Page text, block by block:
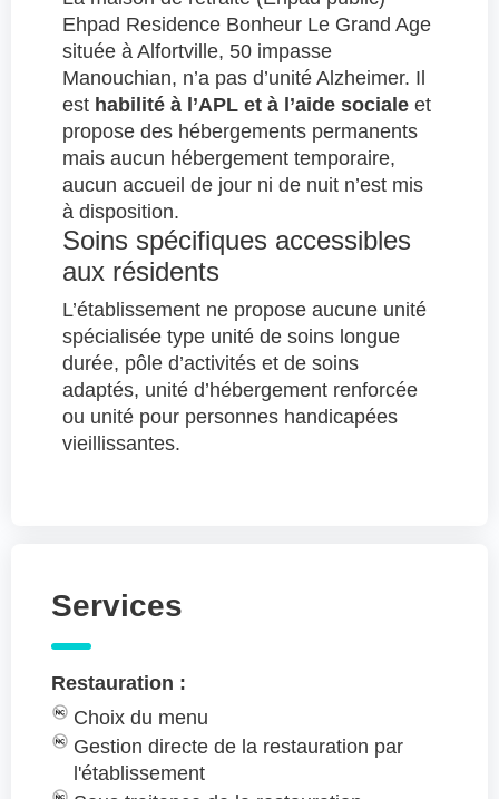
Ehpad Residence Bonheur Le Grand Age
située à Alfortville, 50 impasse
Manouchian, n’a pas d’unité Alzheimer. Il
est habilité à l’APL et à l’aide sociale et
propose des hébergements permanents
mais aucun hébergement temporaire,
aucun accueil de jour ni de nuit n’est mis
à disposition.
Soins spécifiques accessibles
aux résidents
L’établissement ne propose aucune unité
spécialisée type unité de soins longue
durée, pôle d’activités et de soins
adaptés, unité d’hébergement renforcée
ou unité pour personnes handicapées
vieillissantes.
Services
Restauration :
Choix du menu
Gestion directe de la restauration par
l'établissement